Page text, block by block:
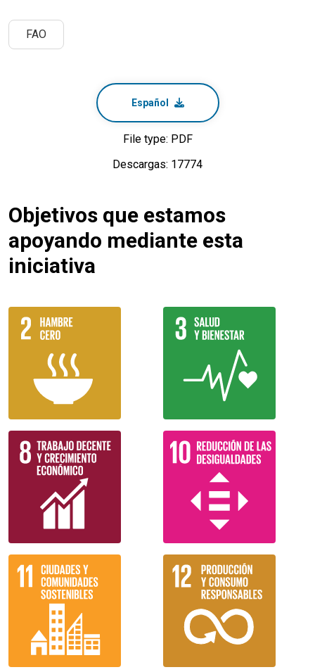
FAO
Español
File type: PDF
Descargas: 17774
Objetivos que estamos
apoyando mediante esta
iniciativa